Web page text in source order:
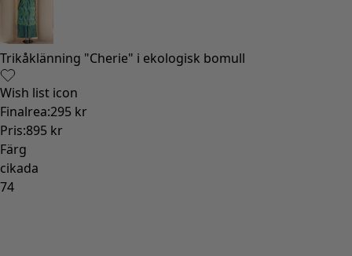
Lantlig inredning
Rolig inredning
Färgglad inredning
Blommig inredning
Natur
Bohemisk inredning
Skandinavisk inredning
Mysig inredning